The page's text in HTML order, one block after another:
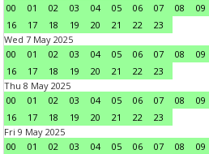
00
01 02 03 04 05 06 07 08 09
16
17 18 19 20 21 22
23
Wed 7 May 2025
00
01 02 03 04 05 06 07 08 09
16
17 18 19 20 21 22
23
Thu 8 May 2025
00
01 02 03 04 05 06 07 08 09
16
17 18 19 20 21 22
23
Fri 9 May 2025
00
01 02 03 04 05 06 07 08 09